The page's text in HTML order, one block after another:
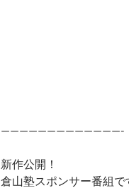
—————————————-
新作公開！
倉山塾スポンサー番組で